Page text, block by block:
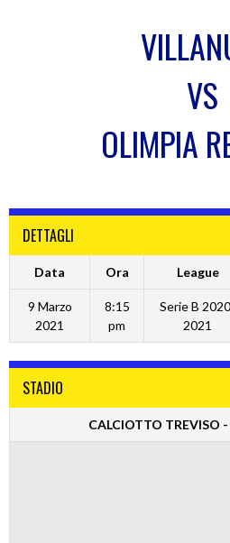
VS
OLIMPIA
DETTAGLI
Data Ora League
9 Marzo
2021
8:15
pm
Serie B
2021
STADIO
CALCIOTTO TREVISO